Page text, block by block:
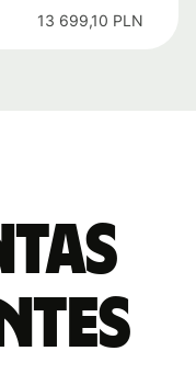
13 699,10 PLN